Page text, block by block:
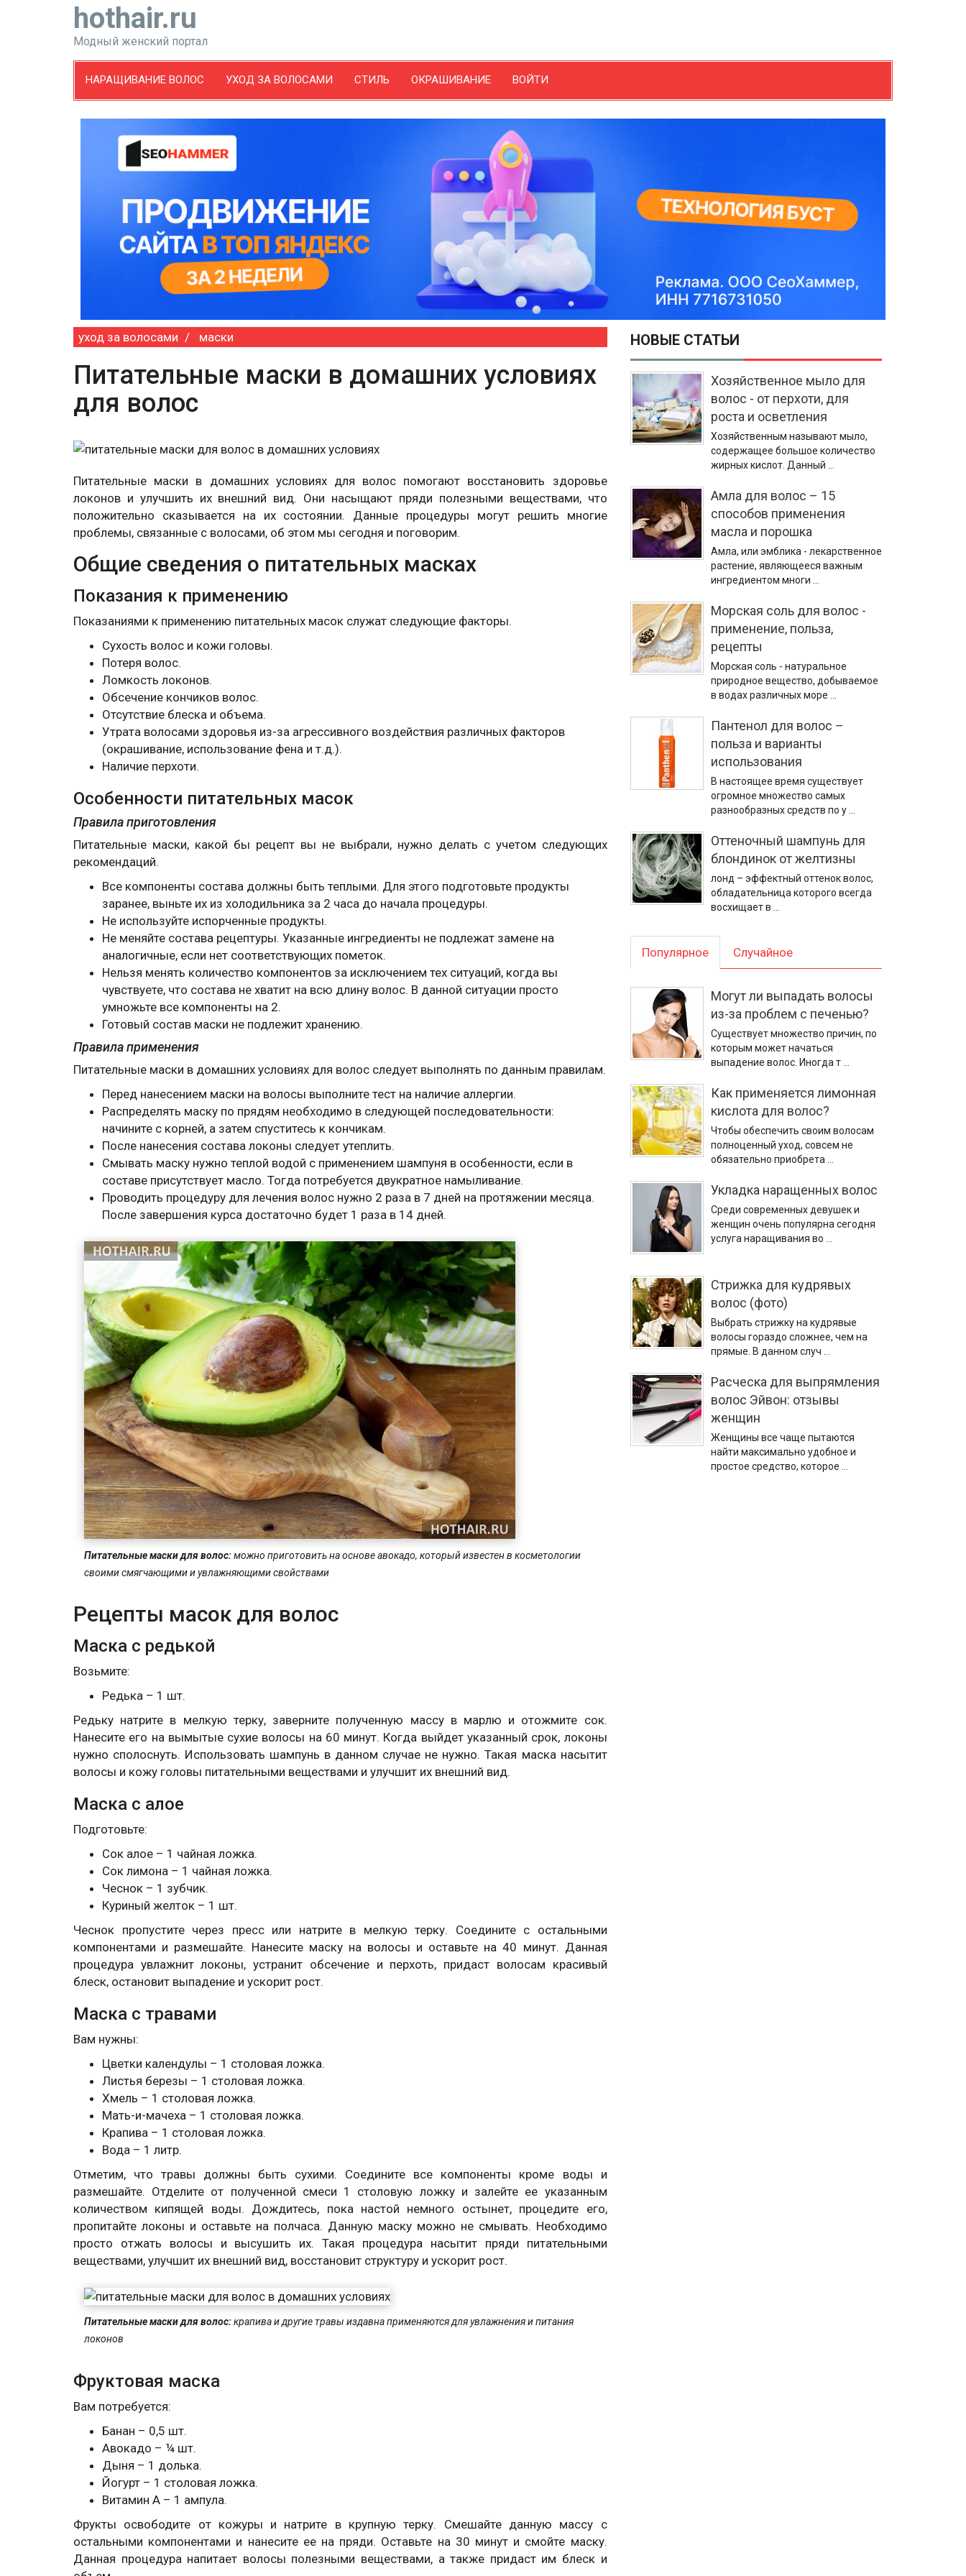
hothair.ru
Модный женский портал
НАРАЩИВАНИЕ ВОЛОС УХОД ЗА ВОЛОСАМИ СТИЛЬ ОКРАШИВАНИЕ ВОЙТИ
уход за волосами маски
Питательные маски в домашних условиях
для волос
Питательные маски в домашних условиях для волос помогают восстановить здоровье
локонов и улучшить их внешний вид. Они насыщают пряди полезными веществами, что
положительно сказывается на их состоянии. Данные процедуры могут решить многие
проблемы, связанные с волосами, об этом мы сегодня и поговорим.
Общие сведения о питательных масках
Показания к применению
Показаниями к применению питательных масок служат следующие факторы.
Сухость волос и кожи головы.
Потеря волос.
Ломкость локонов.
Обсечение кончиков волос.
Отсутствие блеска и объема.
Утрата волосами здоровья из-за агрессивного воздействия различных факторов
(окрашивание, использование фена и т.д.).
Наличие перхоти.
Особенности питательных масок
Правила приготовления
Питательные маски, какой бы рецепт вы не выбрали, нужно делать с учетом следующих
рекомендаций.
Все компоненты состава должны быть теплыми. Для этого подготовьте продукты
заранее, выньте их из холодильника за 2 часа до начала процедуры.
Не используйте испорченные продукты.
Не меняйте состава рецептуры. Указанные ингредиенты не подлежат замене на
аналогичные, если нет соответствующих пометок.
Нельзя менять количество компонентов за исключением тех ситуаций, когда вы
чувствуете, что состава не хватит на всю длину волос. В данной ситуации просто
умножьте все компоненты на 2.
Готовый состав маски не подлежит хранению.
Правила применения
Питательные маски в домашних условиях для волос следует выполнять по данным правилам.
Перед нанесением маски на волосы выполните тест на наличие аллергии.
Распределять маску по прядям необходимо в следующей последовательности:
начините с корней, а затем спуститесь к кончикам.
После нанесения состава локоны следует утеплить.
Смывать маску нужно теплой водой с применением шампуня в особенности, если в
составе присутствует масло. Тогда потребуется двукратное намыливание.
Проводить процедуру для лечения волос нужно 2 раза в 7 дней на протяжении месяца.
После завершения курса достаточно будет 1 раза в 14 дней.
Питательные маски для волос:можно приготовить на основе авокадо, который известен в косметологии
своими смягчающими и увлажняющими свойствами
Рецепты масок для волос
Маска с редькой
Возьмите:
Редька – 1 шт.
Редьку натрите в мелкую терку, заверните полученную массу в марлю и отожмите сок.
Нанесите его на вымытые сухие волосы на 60 минут. Когда выйдет указанный срок, локоны
нужно сполоснуть. Использовать шампунь в данном случае не нужно. Такая маска насытит
волосы и кожу головы питательными веществами и улучшит их внешний вид.
Маска с алое
Подготовьте:
Сок алое – 1 чайная ложка.
Сок лимона – 1 чайная ложка.
Чеснок – 1 зубчик.
Куриный желток – 1 шт.
Чеснок пропустите через пресс или натрите в мелкую терку. Соедините с остальными
компонентами и размешайте. Нанесите маску на волосы и оставьте на 40 минут. Данная
процедура увлажнит локоны, устранит обсечение и перхоть, придаст волосам красивый
блеск, остановит выпадение и ускорит рост.
Маска с травами
Вам нужны:
Цветки календулы – 1 столовая ложка.
Листья березы – 1 столовая ложка.
Хмель – 1 столовая ложка.
Мать-и-мачеха – 1 столовая ложка.
Крапива – 1 столовая ложка.
Вода – 1 литр.
Отметим, что травы должны быть сухими. Соедините все компоненты кроме воды и
размешайте. Отделите от полученной смеси 1 столовую ложку и залейте ее указанным
количеством кипящей воды. Дождитесь, пока настой немного остынет, процедите его,
пропитайте локоны и оставьте на полчаса. Данную маску можно не смывать. Необходимо
просто отжать волосы и высушить их. Такая процедура насытит пряди питательными
веществами, улучшит их внешний вид, восстановит структуру и ускорит рост.
Питательные маски для волос:крапива и другие травы издавна применяются для увлажнения и питания
локонов
Фруктовая маска
Вам потребуется:
Банан – 0,5 шт.
Авокадо – ¼ шт.
Дыня – 1 долька.
Йогурт – 1 столовая ложка.
Витамин А – 1 ампула.
Фрукты освободите от кожуры и натрите в крупную терку. Смешайте данную массу с
остальными компонентами и нанесите ее на пряди. Оставьте на 30 минут и смойте маску.
Данная процедура напитает волосы полезными веществами, а также придаст им блеск и
НОВЫЕ СТАТЬИ
Хозяйственное мыло для
волос - от перхоти, для
роста и осветления
Хозяйственным называют мыло,
содержащее большое количество
жирных кислот. Данный …
Амла для волос – 15
способов применения
масла и порошка
Амла, или эмблика - лекарственное
растение, являющееся важным
ингредиентом многи …
Морская соль для волос -
применение, польза,
рецепты
Морская соль - натуральное
природное вещество, добываемое
в водах различных море …
Пантенол для волос –
польза и варианты
использования
В настоящее время существует
огромное множество самых
разнообразных средств по у …
Оттеночный шампунь для
блондинок от желтизны
лонд – эффектный оттенок волос,
обладательница которого всегда
восхищает в …
Популярное Случайное
Могут ли выпадать волосы
из-за проблем с печенью?
Существует множество причин, по
которым может начаться
выпадение волос. Иногда т …
Как применяется лимонная
кислота для волос?
Чтобы обеспечить своим волосам
полноценный уход, совсем не
обязательно приобрета …
Укладка наращенных волос
Среди современных девушек и
женщин очень популярна сегодня
услуга наращивания во …
Стрижка для кудрявых
волос (фото)
Выбрать стрижку на кудрявые
волосы гораздо сложнее, чем на
прямые. В данном случ …
Расческа для выпрямления
волос Эйвон: отзывы
женщин
Женщины все чаще пытаются
найти максимально удобное и
простое средство, которое …